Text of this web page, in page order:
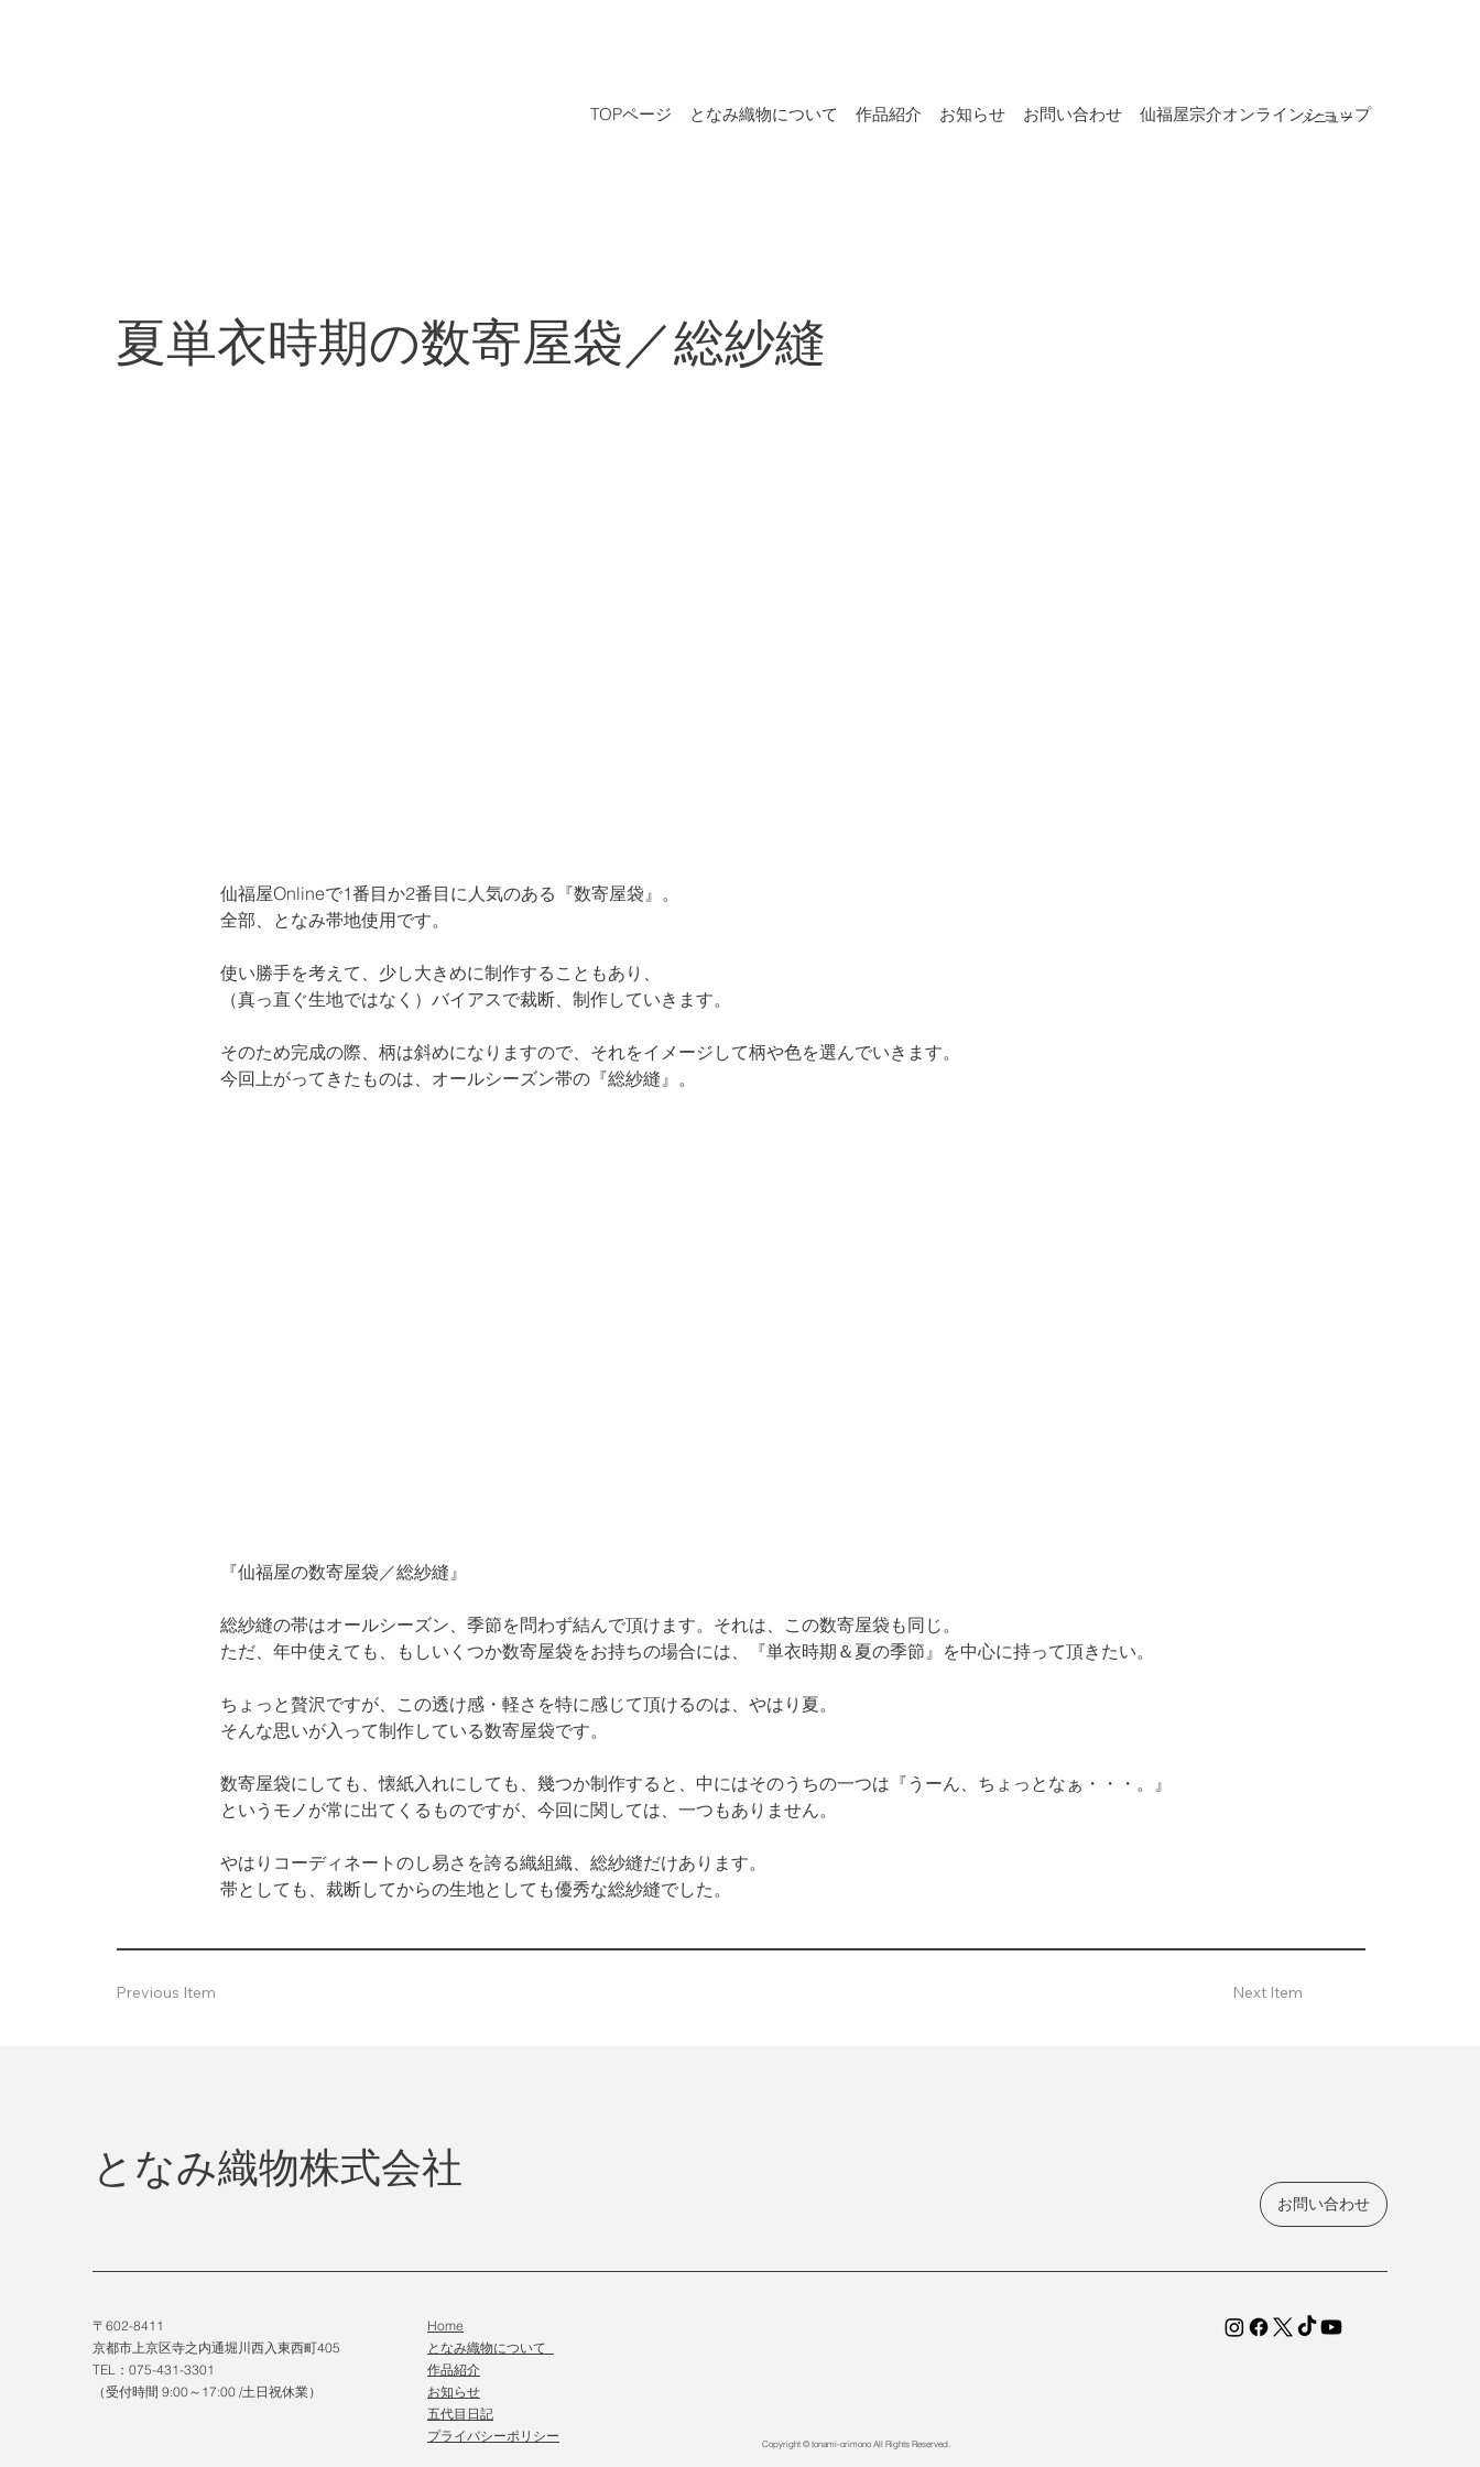
メニュー
TOPページ となみ織物について 作品紹介 お知らせ お問い合わせ 仙福屋宗介オンラインショップ
夏単衣時期の数寄屋袋／総紗縫
仙福屋Onlineで1番目か2番目に人気のある『数寄屋袋』。
全部、となみ帯地使用です。
使い勝手を考えて、少し大きめに制作することもあり、
（真っ直ぐ生地ではなく）バイアスで裁断、制作していきます。
そのため完成の際、柄は斜めになりますので、それをイメージして柄や色を選んでいきます。
今回上がってきたものは、オールシーズン帯の『総紗縫』。
『仙福屋の数寄屋袋 ／総紗縫』
総紗縫の帯はオールシーズン、季節を問わず結んで頂けます。それは、この数寄屋袋も同じ。
ただ、年中使えても、もしいくつか数寄屋袋をお持ちの場合には、『単衣時期＆夏の季節』を中心に持って頂きたい。
ちょっと贅沢ですが、この透け感・軽さを特に感じて頂けるのは、やはり夏。
そんな思いが入って制作している数寄屋袋です。
数寄屋袋にしても、懐紙入れにしても、幾つか制作すると、中にはそのうちの一つは『うーん、ちょっとなぁ・・・。』
というモノが常に出てくるものですが、今回に関しては、一つもありません。
やはりコーディネートのし易さを誇る織組織、総紗縫だけあります。
帯としても、裁断してからの生地としても優秀な総紗縫でした。
Next Item
Previous Item
となみ織物株式会社
お問い合わせ
〒602-8411
京都市上京区寺之内通堀川西入東西町405
TEL：075-431-3301
（受付時間 9:00～17:00 /土日祝休業）
Home
となみ織物について
作品紹介
​お知らせ
五代目日記
プライバシーポリシー
Copyright © tonami-orimono All Rights Reserved.